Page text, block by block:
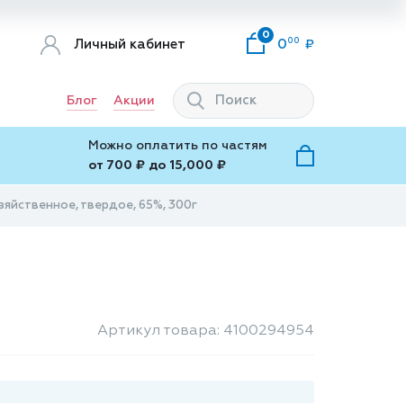
Личный кабинет
0
0 00
Блог Акции
Можно оплатить по частям
от 700 ₽ до 15,000 ₽
твердое, 65%, 300г
Артикул товара: 4100294954